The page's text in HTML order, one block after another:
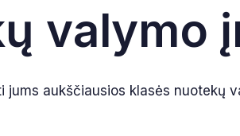
valymo
jums aukščiausios klasės